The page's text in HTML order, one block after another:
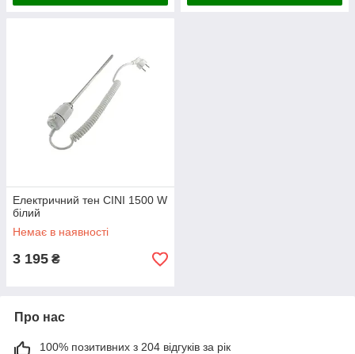
Електричний тен CINI 1500 W
білий
Немає в наявності
3 195 ₴
Про нас
100% позитивних з 204 відгуків за рік